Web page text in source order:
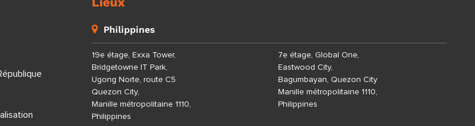
Philippines
19e étage, Exxa Tower,
Bridgetowne IT Park,
Ugong Norte, route C5
Quezon City,
Manille métropolitaine 1110,
Philippines
7e étage, Global One,
Eastwood City,
Bagumbayan, Quezon City
Manille métropolitaine 1110,
Philippines